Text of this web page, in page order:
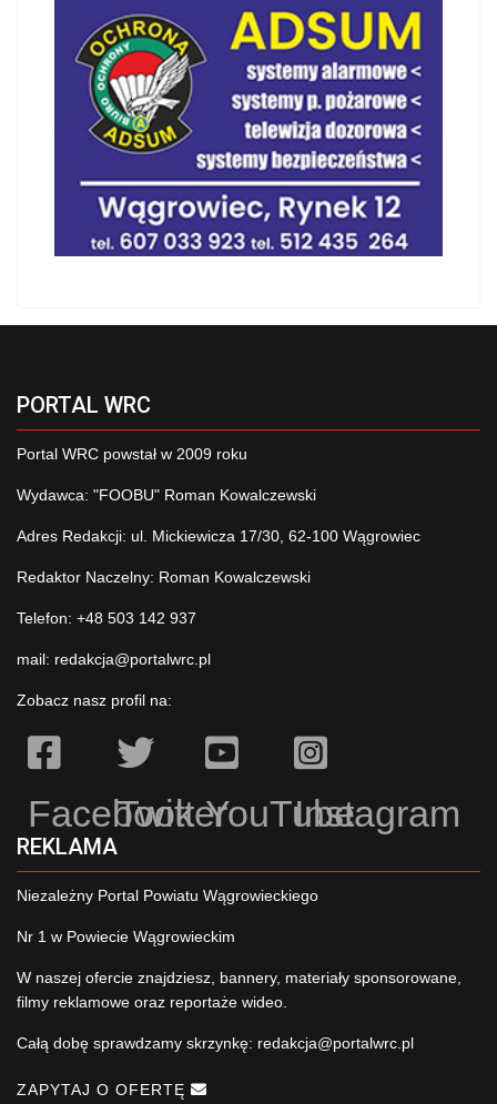
PORTAL WRC
Portal WRC powstał w 2009 roku
Wydawca: "FOOBU" Roman Kowalczewski
Adres Redakcji: ul. Mickiewicza 17/30, 62-100 Wągrowiec
Redaktor Naczelny: Roman Kowalczewski
Telefon: +48 503 142 937
mail: redakcja@portalwrc.pl
Zobacz nasz profil na:
Facebook
TwitterYouTubeInstagram
REKLAMA
Niezależny Portal Powiatu Wągrowieckiego
Nr 1 w Powiecie Wągrowieckim
W naszej ofercie znajdziesz, bannery, materiały sponsorowane,
filmy reklamowe oraz reportaże wideo.
Całą dobę sprawdzamy skrzynkę: redakcja@portalwrc.pl
ZAPYTAJ O OFERTĘ